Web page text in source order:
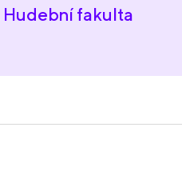
Hudební fakulta